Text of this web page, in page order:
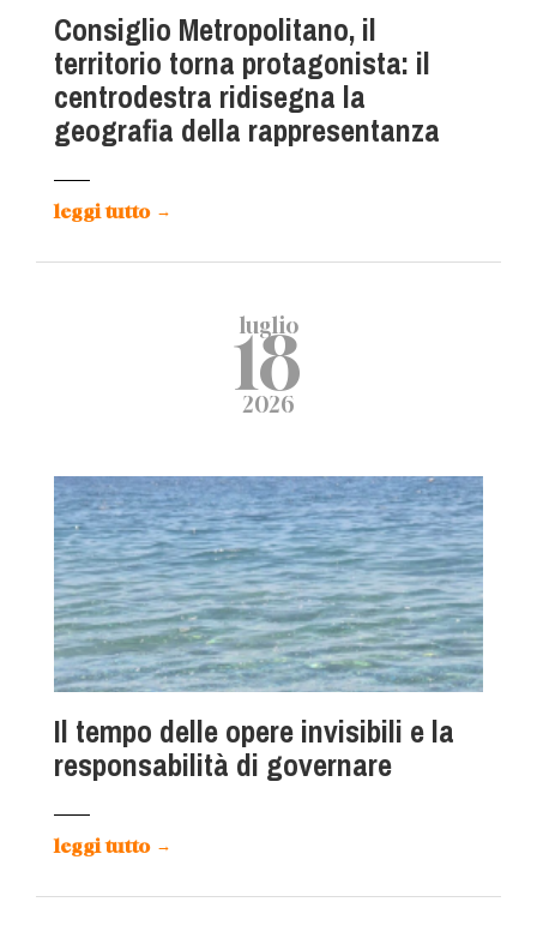
Consiglio Metropolitano, il
territorio torna protagonista: il
centrodestra ridisegna la
geografia della rappresentanza
leggi tutto →
luglio
18
2026
Il tempo delle opere invisibili e la
responsabilità di governare
leggi tutto →